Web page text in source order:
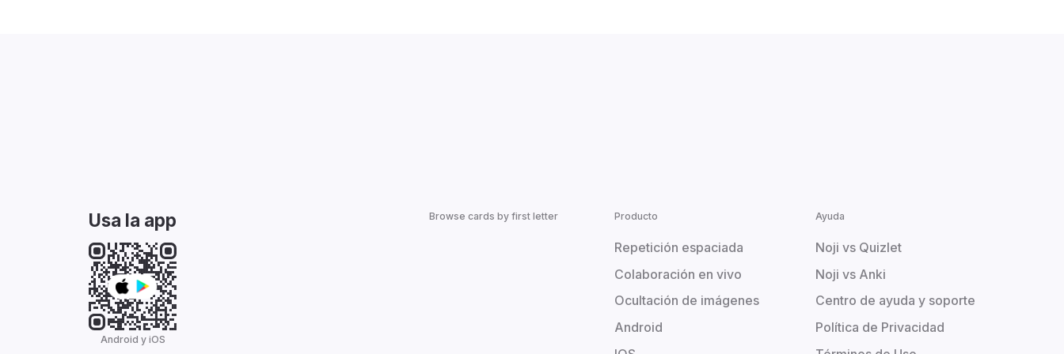
Usa la app
Android y iOS
Browse cards by first letter Producto
Repetición espaciada
Colaboración en vivo
Ocultación de imágenes
Android
Ayuda
Noji vs Quizlet
Noji vs Anki
Centro de ayuda y soporte
Política de Privacidad